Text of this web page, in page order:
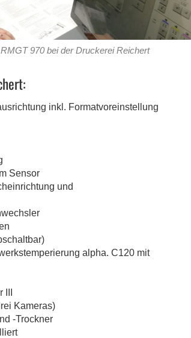
970 bei der Druckerei Reichert
inkl. Formatvoreinstellung
Sensor
und
alpha. C120 mit
Kameras)
-Trockner